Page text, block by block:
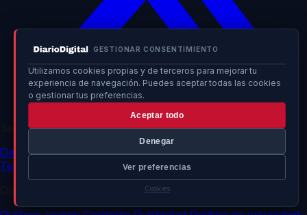
GESTIONAR CONSENTIMIENTO
Utilizamos cookies propias y de terceros para mejorar tu
experiencia de navegación. Puedes aceptar todas las cookies
o gestionar tus preferencias.
Aceptar todo
Denegar
Ver preferencias
Cookies
Secciones
DeportesPolíticaSociedadInternacionalEconomía
Tecnología
Cultura